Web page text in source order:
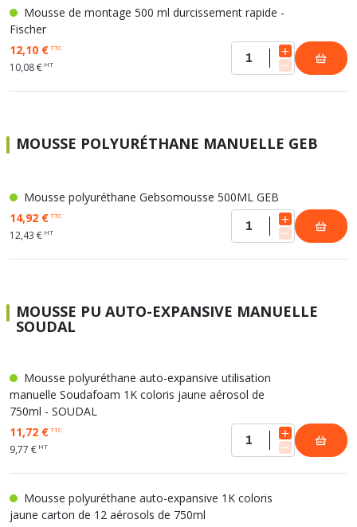
Mousse de montage 500 ml durcissement rapide -
Fischer
12,10 €TTC
10,08 € HT
MOUSSE POLYURÉTHANE MANUELLE GEB
Mousse polyuréthane Gebsomousse 500ML GEB
14,92 €TTC
12,43 € HT
MOUSSE PU AUTO-EXPANSIVE MANUELLE
SOUDAL
Mousse polyuréthane auto-expansive utilisation
manuelle Soudafoam 1K coloris jaune aérosol de
750ml - SOUDAL
11,72 €TTC
9,77 € HT
Mousse polyuréthane auto-expansive 1K coloris
jaune carton de 12 aérosols de 750ml